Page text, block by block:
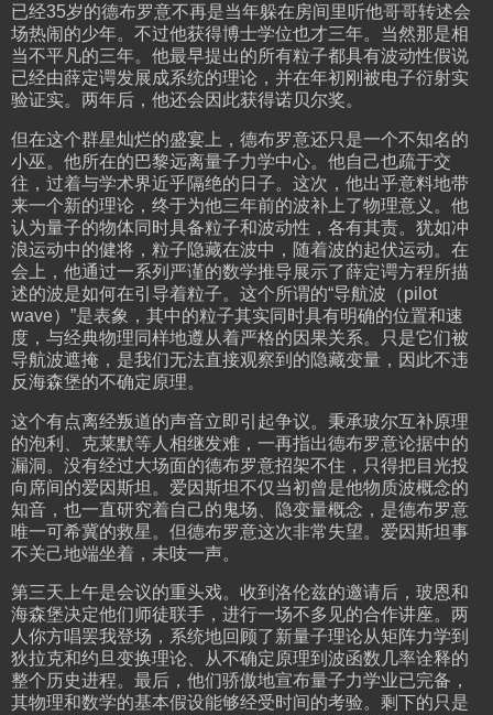
已经35岁的德布罗意不再是当年躲在房间里听他哥哥转述会
场热闹的少年。不过他获得博士学位也才三年。当然那是相
当不平凡的三年。他最早提出的所有粒子都具有波动性假说
已经由薛定谔发展成系统的理论，并在年初刚被电子衍射实
验证实。两年后，他还会因此获得诺贝尔奖。
但在这个群星灿烂的盛宴上，德布罗意还只是一个不知名的
小巫。他所在的巴黎远离量子力学中心。他自己也疏于交
往，过着与学术界近乎隔绝的日子。这次，他出乎意料地带
来一个新的理论，终于为他三年前的波补上了物理意义。他
认为量子的物体同时具备粒子和波动性，各有其责。犹如冲
浪运动中的健将，粒子隐藏在波中，随着波的起伏运动。在
会上，他通过一系列严谨的数学推导展示了薛定谔方程所描
述的波是如何在引导着粒子。这个所谓的“导航波（pilot
wave）”是表象，其中的粒子其实同时具有明确的位置和速
度，与经典物理同样地遵从着严格的因果关系。只是它们被
导航波遮掩，是我们无法直接观察到的隐藏变量，因此不违
反海森堡的不确定原理。
这个有点离经叛道的声音立即引起争议。秉承玻尔互补原理
的泡利、克莱默等人相继发难，一再指出德布罗意论据中的
漏洞。没有经过大场面的德布罗意招架不住，只得把目光投
向席间的爱因斯坦。爱因斯坦不仅当初曾是他物质波概念的
知音，也一直研究着自己的鬼场、隐变量概念，是德布罗意
唯一可希冀的救星。但德布罗意这次非常失望。爱因斯坦事
不关己地端坐着，未吱一声。
第三天上午是会议的重头戏。收到洛伦兹的邀请后，玻恩和
海森堡决定他们师徒联手，进行一场不多见的合作讲座。两
人你方唱罢我登场，系统地回顾了新量子理论从矩阵力学到
狄拉克和约旦变换理论、从不确定原理到波函数几率诠释的
整个历史进程。最后，他们骄傲地宣布量子力学业已完备，
其物理和数学的基本假设能够经受时间的考验。剩下的只是